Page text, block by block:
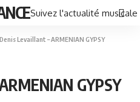
Suivez l'actualité
Denis Levaillant – ARMENIAN GYPSY
GYPSY